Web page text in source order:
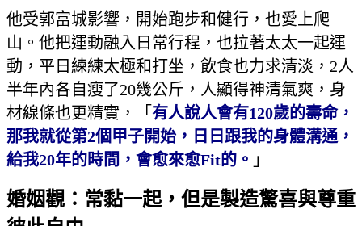
他受郭富城影響，開始跑步和健行，也愛上爬
山。他把運動融入日常行程，也拉著太太一起運
動，平日練練太極和打坐，飲食也力求清淡，2人
半年內各自瘦了20幾公斤，人顯得神清氣爽，身
材線條也更精實，「 有人說人會有120歲的壽命，
那我就從第2個甲子開始，日日跟我的身體溝通，
給我20年的時間，會愈來愈Fit的。 」
婚姻觀：常黏一起，但是製造驚喜與尊重